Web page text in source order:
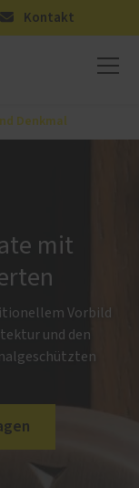
Kontakt
Denkmal
mit
Vorbild
und den